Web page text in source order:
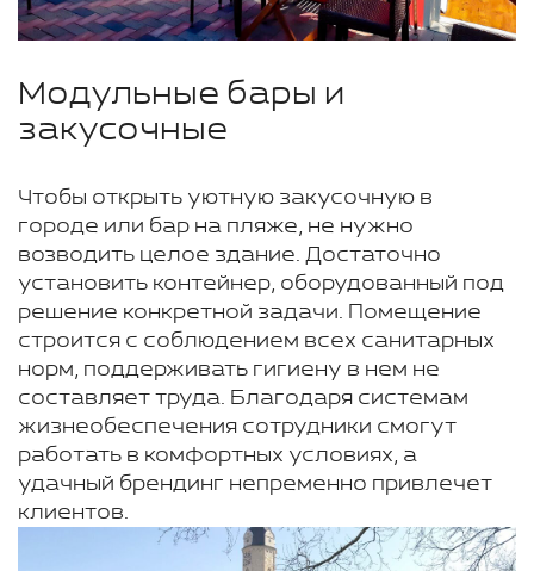
Модульные бары и
закусочные
Чтобы открыть уютную закусочную в
городе или бар на пляже, не нужно
возводить целое здание. Достаточно
установить контейнер, оборудованный под
решение конкретной задачи. Помещение
строится с соблюдением всех санитарных
норм, поддерживать гигиену в нем не
составляет труда. Благодаря системам
жизнеобеспечения сотрудники смогут
работать в комфортных условиях, а
удачный брендинг непременно привлечет
клиентов.